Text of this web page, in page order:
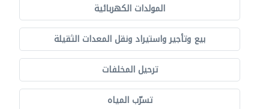
المولدات الكهربائية
بيع وتأجير واستيراد ونقل المعدات الثقيلة
ترحيل المخلفات
تسرّب المياه